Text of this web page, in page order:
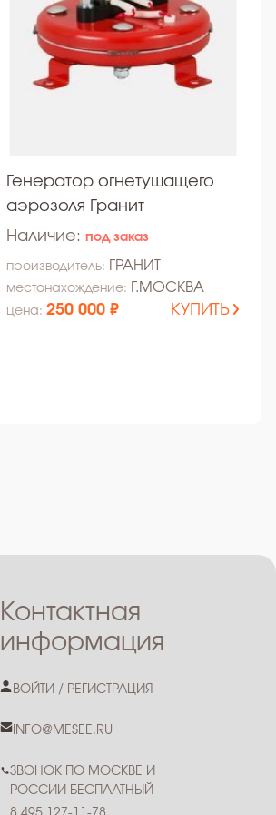
Генератор огнетушащего
аэрозоля Гранит
Наличие: под заказ
производитель: ГРАНИТ
местонахождение: Г.МОСКВА
цена: 250 000 ₽ КУПИТЬ
Контактная
информация
ВОЙТИ / РЕГИСТРАЦИЯ
INFO@MESEE.RU
ЗВОНОК ПО МОСКВЕ И
РОССИИ БЕСПЛАТНЫЙ